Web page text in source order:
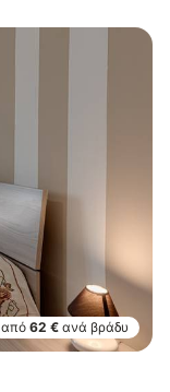
από 62 € ανά βράδυ